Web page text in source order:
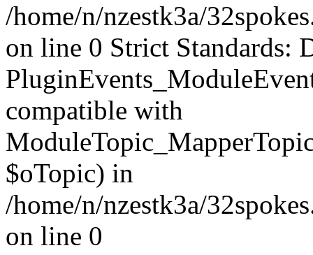
/home/n/nzestk3a/
on line 0 Strict Standards:
compatible with
$oTopic) in
/home/n/nzestk3a/
on line 0